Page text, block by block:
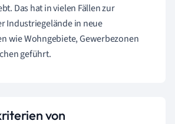
Das hat in vielen Fällen zur
Industriegelände in neue
wie Wohngebiete, Gewerbezonen
geführt.
von